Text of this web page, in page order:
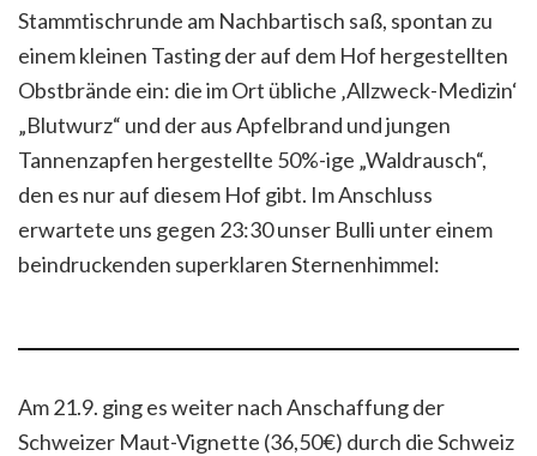
Stammtischrunde am Nachbartisch saß, spontan zu
einem kleinen Tasting der auf dem Hof hergestellten
Obstbrände ein: die im Ort übliche ‚Allzweck-Medizin‘
„Blutwurz“ und der aus Apfelbrand und jungen
Tannenzapfen hergestellte 50%-ige „Waldrausch“,
den es nur auf diesem Hof gibt. Im Anschluss
erwartete uns gegen 23:30 unser Bulli unter einem
beindruckenden superklaren Sternenhimmel:
Am 21.9. ging es weiter nach Anschaffung der
Schweizer Maut-Vignette (36,50€) durch die Schweiz